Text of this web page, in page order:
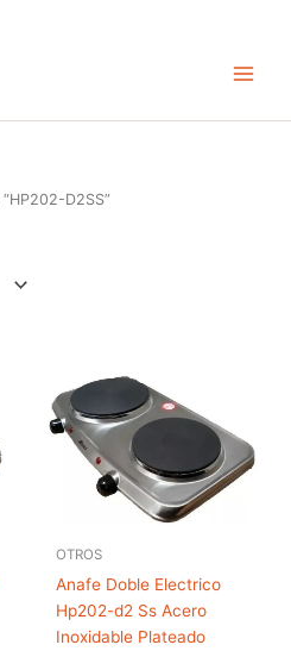
Menu
D2SS”
OTROS
Anafe Doble Electrico
Hp202-d2 Ss Acero
Inoxidable Plateado